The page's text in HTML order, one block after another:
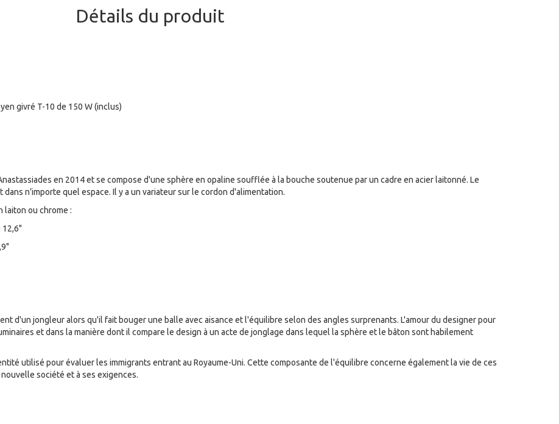
Détails du produit
givré T-10 de 150 W (inclus)
en 2014 et se compose d'une sphère en opaline soufflée à la bouche soutenue par un cadre en acier laitonné. Le
n’importe quel espace. Il y a un variateur sur le cordon d'alimentation.
laiton ou chrome :
12,6"
d'un jongleur alors qu'il fait bouger une balle avec aisance et l'équilibre selon des angles surprenants. L'amour du designer pour
et dans la manière dont il compare le design à un acte de jonglage dans lequel la sphère et le bâton sont habilement
utilisé pour évaluer les immigrants entrant au Royaume-Uni. Cette composante de l'équilibre concerne également la vie de ces
société et à ses exigences.